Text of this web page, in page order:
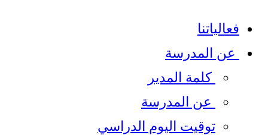
فعالياتنا
عن المدرسة
كلمة المدير​
عن المدرسة
توقيت اليوم الدراسي